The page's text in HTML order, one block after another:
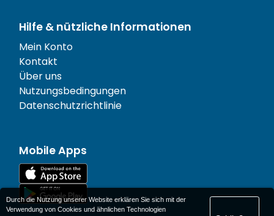
Hilfe & nützliche Informationen
Mein Konto
Kontakt
Über uns
Nutzungsbedingungen
Datenschutzrichtlinie
Mobile Apps
Durch die Nutzung unserer Website erklären Sie sich mit der
Verwendung von Cookies und ähnlichen Technologien